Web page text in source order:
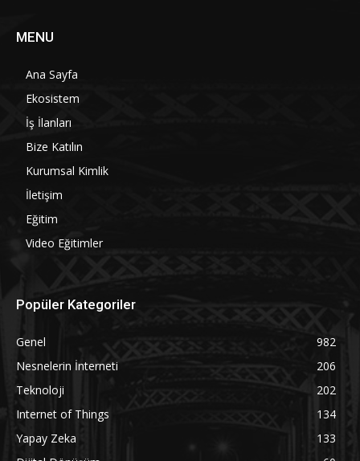
MENU
Ana Sayfa
Ekosistem
İş İlanları
Bize Katılın
Kurumsal Kimlik
İletişim
Eğitim
Video Eğitimler
Popüler Kategoriler
Genel
982
Nesnelerin İnterneti
206
Teknoloji
202
Internet of Things
134
Yapay Zeka
133